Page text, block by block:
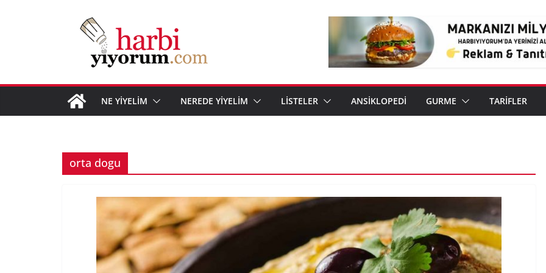
NE YİYELİM NEREDE YİYELİM LİSTELER ANSİKLOPEDİ GURME TARİFLER
orta dogu